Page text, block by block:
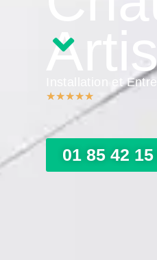
Installation et
★★★★★
01 85 42